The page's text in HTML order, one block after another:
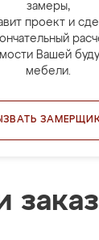
замеры,
проект и
Вашей
мебели.